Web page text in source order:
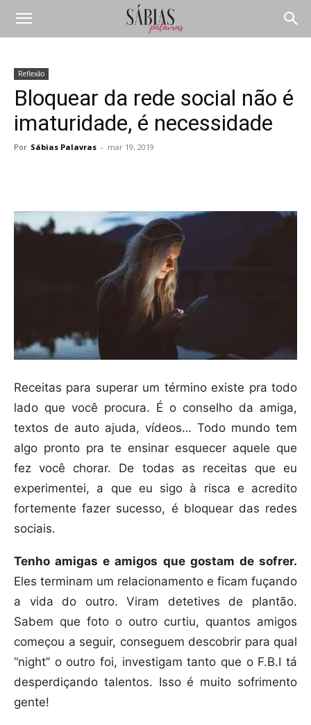
Reflexão
Bloquear da rede social não é
imaturidade, é necessidade
Por Sábias Palavras - mar 19, 2019
Receitas para superar um término existe pra todo
lado que você procura. É o conselho da amiga,
textos de auto ajuda, vídeos… Todo mundo tem
algo pronto pra te ensinar esquecer aquele que
fez você chorar. De todas as receitas que eu
experimentei, a que eu sigo à risca e acredito
fortemente fazer sucesso, é bloquear das redes
sociais.
Tenho amigas e amigos que gostam de sofrer.
Eles terminam um relacionamento e ficam fuçando
a vida do outro. Viram detetives de plantão.
Sabem que foto o outro curtiu, quantos amigos
começou a seguir, conseguem descobrir para qual
“night” o outro foi, investigam tanto que o F.B.I tá
desperdiçando talentos. Isso é muito sofrimento
gente!